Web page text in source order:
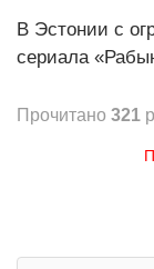
В Эстонии с
сериала
Прочитано 321